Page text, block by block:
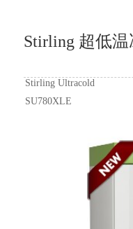
Stirling 超低温
Stirling Ultracold
SU780XLE